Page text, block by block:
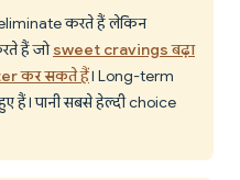
करते हैं लेकिन
हैं जोsweet cravings बढ़ा
कर सकते हैं। Long-term
हैं। पानी सबसे हेल्दी choice